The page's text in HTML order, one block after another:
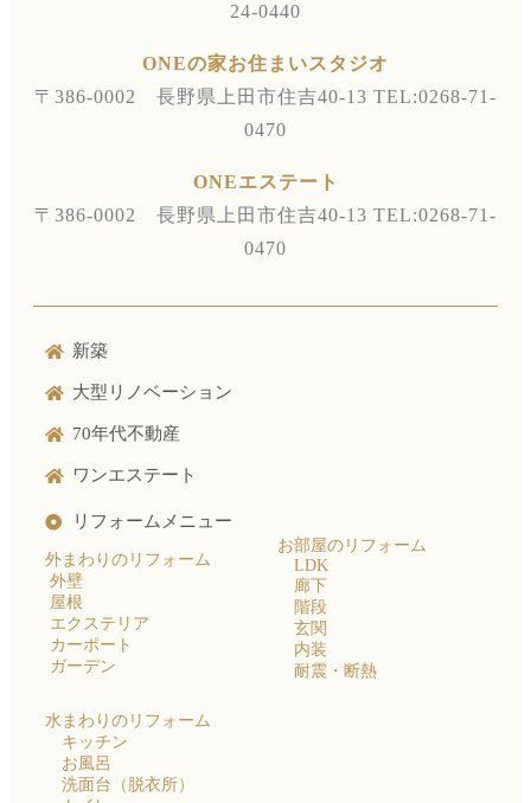
24-0440
ONEの家お住まいスタジオ
〒386-0002 長野県上田市住吉40-13 TEL:0268-71-
0470
ONEエステート
〒386-0002 長野県上田市住吉40-13 TEL:0268-71-
0470
新築
大型リノベーション
70年代不動産
ワンエステート
リフォームメニュー
外まわりのリフォーム
外壁
屋根
エクステリア
カーポート
ガーデン
水まわりのリフォーム
キッチン
お風呂
洗面台（脱衣所）
お部屋のリフォーム
LDK
廊下
階段
玄関
内装
耐震・断熱